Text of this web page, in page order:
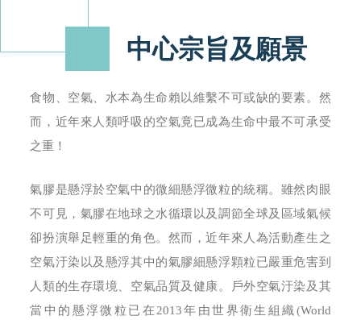
中心宗旨及願景
食物、空氣、水本為生命賴以維繫不可或缺的要素。然
而，近年來人類呼吸的空氣竟已成為生命中最不可承受
之重！
氣膠是懸浮於空氣中的微細懸浮微粒的統稱。雖然肉眼
不可見，氣膠在地球之水循環以及調節全球及區域氣候
卻扮演舉足輕重的角色。然而，近年來人為活動產生之
空氣汙染以及懸浮其中的氣膠細懸浮顆粒已嚴重危害到
人類的生存環境、空氣品質及健康。戶外空氣汙染及其
當中的懸浮微粒已在2013年由世界衛生組織(World